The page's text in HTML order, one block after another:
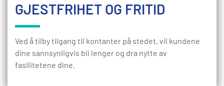
GJESTFRIHET OG FRITID
Ved å tilby tilgang til kontanter på stedet, vil kundene
dine sannsynligvis bli lenger og dra nytte av
fasilitetene dine.